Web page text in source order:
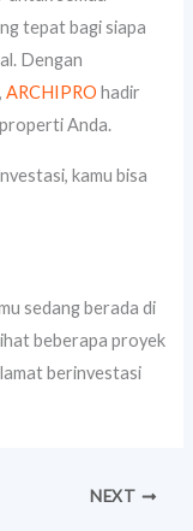
tepat bagi siapa
Dengan
ARCHIPRO hadir
Anda.
kamu bisa
sedang berada di
beberapa proyek
berinvestasi
NEXT